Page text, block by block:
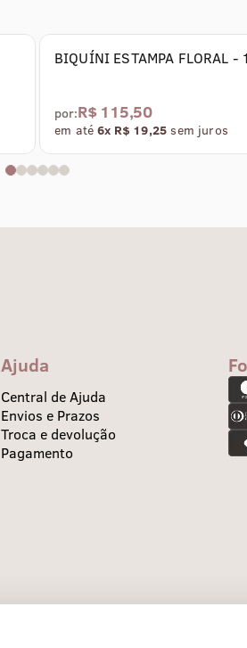
BIQUÍNI ESTAMPA FLORAL -
por:R$ 115,50
em até6x R$ 19,25 sem juros
Ajuda
Central de Ajuda
Envios e Prazos
Troca e devolução
Pagamento